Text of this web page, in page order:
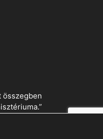
összegben